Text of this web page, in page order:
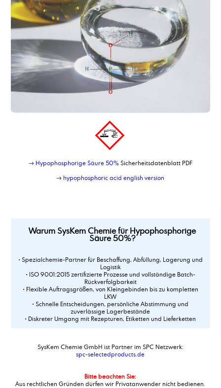
→ Hypophosphorige Säure 50%Sicherheitsdatenblatt PDF
→ hypophosphoric acid english version
Warum SysKem Chemie für Hypophosphorige
Säure 50%?
• Spezialchemie-Partner für Beschaffung, Abfüllung, Lagerung und
Logistik
• ISO 9001:2015 zertifizierte Prozesse und vollständige Batch-
Rückverfolgbarkeit
• Flexible Auftragsgrößen, von Kleingebinden bis zu kompletten
LKW
• Schnelle Entscheidungen, persönliche Abstimmung und
zuverlässige Lagerbestände
• Diskreter Umgang mit Rezepturen, Etiketten und Lieferketten
SysKem Chemie GmbH ist Partner im SPC Netzwerk:
spc-selectedproducts.de
Bitte beachten Sie:
Aus rechtlichen Gründen dürfen wir Privatanwender nicht bedienen.